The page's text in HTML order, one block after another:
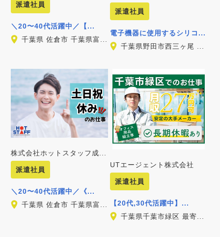
派遣社員
＼20〜40代活躍中／【...
千葉県 佐倉市 千葉県富...
派遣社員
電子機器に使用するシリコ...
千葉県野田市西三ヶ尾 ...
株式会社ホットスタッフ成...
派遣社員
＼20〜40代活躍中／《...
千葉県 佐倉市 千葉県富...
UTエージェント株式会社
派遣社員
【20代,30代活躍中】...
千葉県千葉市緑区 最寄...